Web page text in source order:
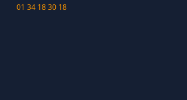
01 34 18 30 18